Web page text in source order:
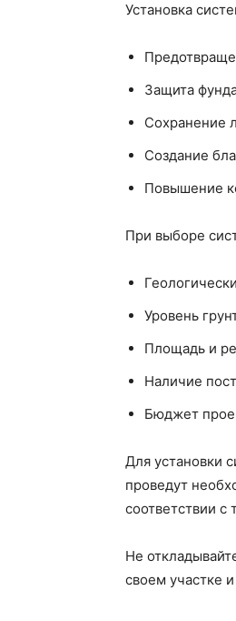
Установка
Защита
Сохранение
Создание
Повышение
При выборе
Уровень
Площадь и
Наличие
Бюджет
Для установки
проведут
соответствии с
Не
своем участке